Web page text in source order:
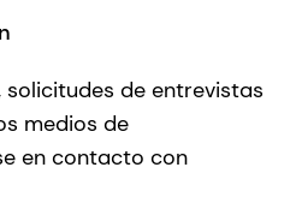
de entrevistas
medios de
en contacto con